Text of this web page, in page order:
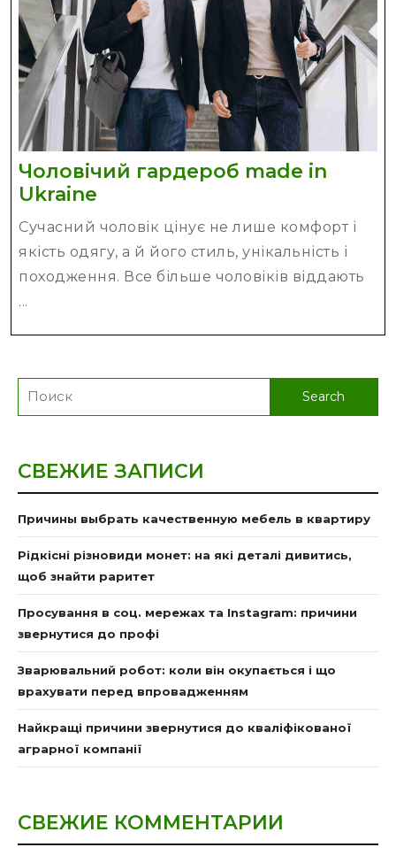
Чоловічий гардероб made in
Ukraine
гардероб
made
in
Ukraine
Сучасний чоловік цінує не лише комфорт і
якість одягу, а й його стиль, унікальність і
походження. Все більше чоловіків віддають
...
Search
СВЕЖИЕ ЗАПИСИ
Причины выбрать качественную мебель в квартиру
Рідкісні різновиди монет: на які деталі дивитись,
щоб знайти раритет
Просування в соц. мережах та Instagram: причини
звернутися до профі
Зварювальний робот: коли він окупається і що
врахувати перед впровадженням
Найкращі причини звернутися до кваліфікованої
аграрної компанії
СВЕЖИЕ КОММЕНТАРИИ